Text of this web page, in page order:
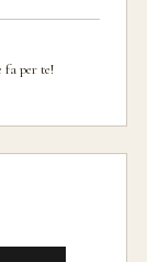
fa per te!